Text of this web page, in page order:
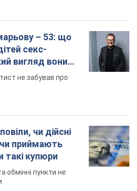
– 53: що
секс-
вигляд вони
не забував про
чи дійсні
приймають
такі купюри
обмінні пункти не